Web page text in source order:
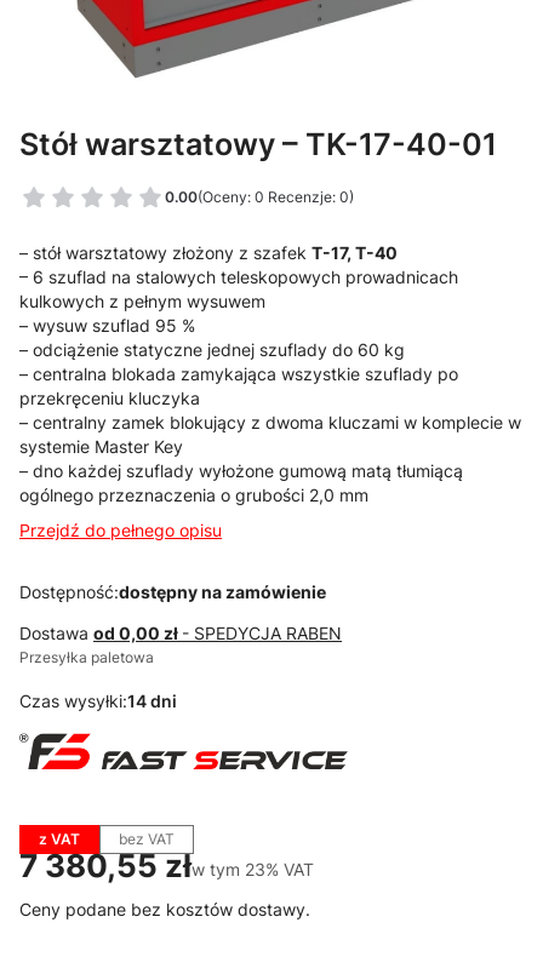
Stół warsztatowy – TK-17-40-01
0.00(Oceny: 0 Recenzje: 0)
– stół warsztatowy złożony z szafek T-17, T-40
– 6 szuflad na stalowych teleskopowych prowadnicach
kulkowych z pełnym wysuwem
– wysuw szuflad 95 %
– odciążenie statyczne jednej szuflady do 60 kg
– centralna blokada zamykająca wszystkie szuflady po
przekręceniu kluczyka
– centralny zamek blokujący z dwoma kluczami w komplecie w
systemie Master Key
– dno każdej szuflady wyłożone gumową matą tłumiącą
ogólnego przeznaczenia o grubości 2,0 mm
Przejdź do pełnego opisu
Dostępność:dostępny na zamówienie
Dostawa od 0,00 zł - SPEDYCJA RABEN
Przesyłka paletowa
Czas wysyłki:14 dni
z VAT bez VAT
Cena
7 380,55 złw tym 23% VAT
w tym 23% VAT
Ceny podane bez kosztów dostawy.